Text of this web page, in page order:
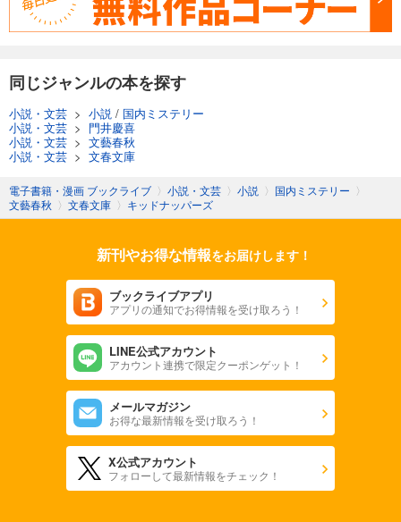
同じジャンルの本を探す
小説・文芸 > 小説 / 国内ミステリー
小説・文芸 > 門井慶喜
小説・文芸 > 文藝春秋
小説・文芸 > 文春文庫
電子書籍・漫画 ブックライブ 〉 小説・文芸 〉 小説 〉 国内ミステリー 〉
文藝春秋 〉 文春文庫 〉 キッドナッパーズ
新刊やお得な情報をお届けします！
ブックライブアプリ
アプリの通知でお得情報を受け取ろう！
LINE公式アカウント
アカウント連携で限定クーポンゲット！
メールマガジン
お得な最新情報を受け取ろう！
X公式アカウント
フォローして最新情報をチェック！